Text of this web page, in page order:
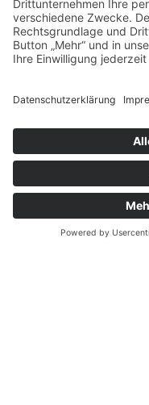
Unsere
Markenagentur zu den
gestütztes Webdesign in
messbare Ergebnisse
bestätigen die Qualität,